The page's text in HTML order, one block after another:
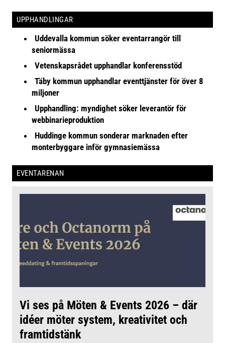
UPPHANDLINGAR
Uddevalla kommun söker eventarrangör till
seniormässa
Vetenskapsrådet upphandlar konferensstöd
Täby kommun upphandlar eventtjänster för över 8
miljoner
Upphandling: myndighet söker leverantör för
webbinarieproduktion
Huddinge kommun sonderar marknaden efter
monterbyggare inför gymnasiemässa
EVENTARENAN
Vi ses på Möten & Events 2026 – där
idéer möter system, kreativitet och
framtidstänk